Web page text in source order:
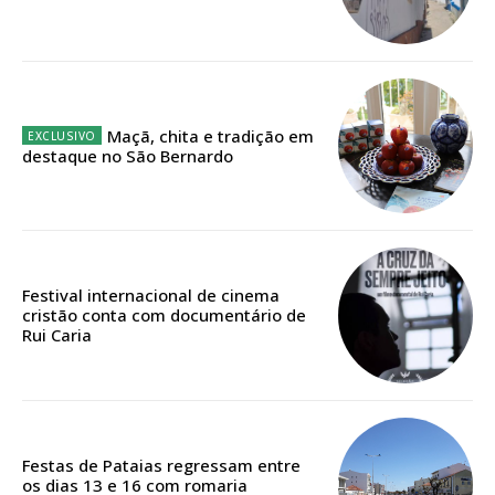
Edição em papel entregue à Quinta-feira em sua
casa
Escolha o plano
ASSINATURA
DIGITAL ANUAL
Maçã, chita e tradição em
destaque no São Bernardo
Festival internacional de cinema
cristão conta com documentário de
Rui Caria
Festas de Pataias regressam entre
os dias 13 e 16 com romaria